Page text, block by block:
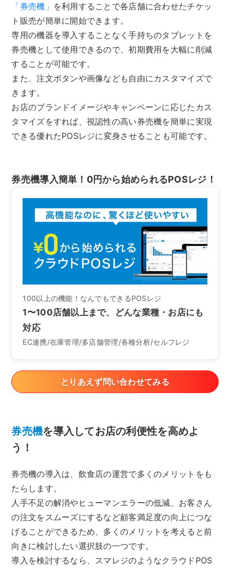
「券売機」 を利用することで各店舗に合わせたチケッ
ト販売が簡単に開始できます。
専用の機器を導入することなく手持ちのタブレットを
券売機として使用できるので、初期費用を大幅に削減
することが可能です。
また、注文ボタンや画像なども自由にカスタマイズで
きます。
お店のブランドイメージやキャンペーンに応じたカス
タマイズをすれば、視認性の高い券売機を簡単に実現
できる優れたPOSレジに変身させることも可能です。
券売機導入簡単！0円から始められるPOSレジ！
100以上の機能！なんでもできるPOSレジ
1〜100店舗以上まで、どんな業種・お店にも
対応
EC連携/在庫管理/多店舗管理/各種分析/セルフレジ
とりあえず問い合わせてみる
券売機を導入してお店の利便性を高めよ
う！
券売機の導入は、飲食店の運営で多くのメリットをも
たらします。
人手不足の解消やヒューマンエラーの低減、お客さん
の注文をスムーズにするなど顧客満足度の向上につな
げることができるため、多くのメリットを考えると前
向きに検討したい選択肢の一つです。
導入を検討するなら、スマレジのようなクラウドPOS